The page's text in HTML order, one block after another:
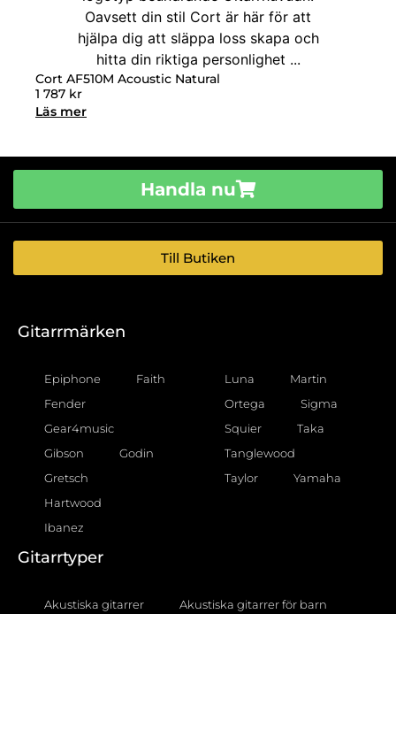
Cort AF510M Acoustic Natural
1 787 kr
Läs mer
Handla nu
Till Butiken
Gitarrmärken
Epiphone
Faith
Fender
Gear4music
Gibson
Godin
Gretsch
Hartwood
Ibanez
Luna
Martin
Ortega
Sigma
Squier
Taka
Tanglewood
Taylor
Yamaha
Gitarrtyper
Akustiska gitarrer
Akustiska gitarrer för barn